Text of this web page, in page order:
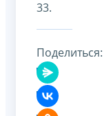
33.
Поделиться: